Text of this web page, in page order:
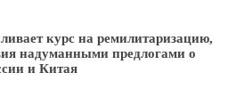
курс на ремилитаризацию,
надуманными предлогами о
и Китая